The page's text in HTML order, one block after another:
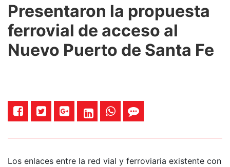
Presentaron la propuesta
ferrovial de acceso al
Nuevo Puerto de Santa Fe
Los enlaces entre la red vial y ferroviaria existente con